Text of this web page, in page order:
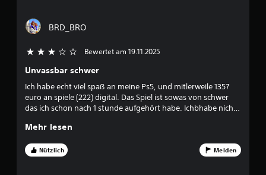
u
n
:
BRD_BRO
3 von 5 Sternen Bewertet am 19.11.2025
Unvassbar schwer
Ich habe echt viel spaß an meine Ps5, und mitlerweile 1357
euro an spiele (222) digital. Das Spiel ist sowas von schwer
das ich schon nach 1 stunde aufgehört habe. Ichbhabe nicht
Mehr lesen
Nützlich Melden